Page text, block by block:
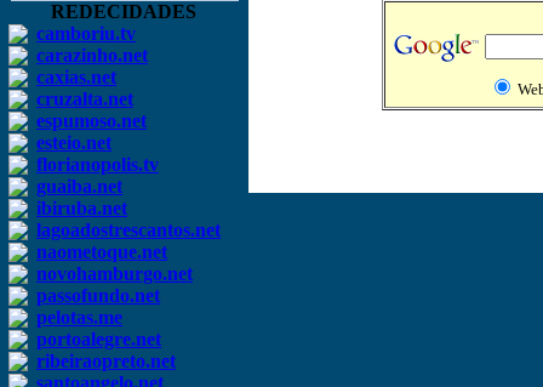
REDECIDADES
camboriu.tv
carazinho.net
caxias.net
cruzalta.net
espumoso.net
esteio.net
florianopolis.tv
guaiba.net
ibiruba.net
lagoadostrescantos.net
naometoque.net
novohamburgo.net
passofundo.net
pelotas.me
portoalegre.net
ribeiraopreto.net
santoangelo.net